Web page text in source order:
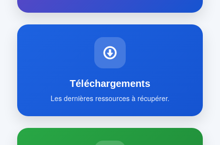
Téléchargements
Les dernières ressources à récupérer.